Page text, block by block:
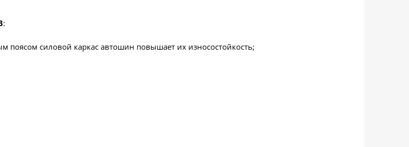
:
силовой каркас автошин повышает их износостойкость;